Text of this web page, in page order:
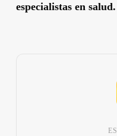
especialistas en salud.